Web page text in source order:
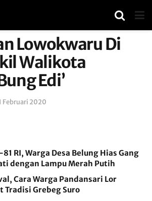
Lowokwaru Di
Walikota
Edi’
Februari 2020
RI, Warga Desa Belung Hias Gang
dengan Lampu Merah Putih
Cara Warga Pandansari Lor
Tradisi Grebeg Suro